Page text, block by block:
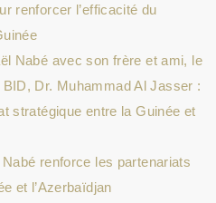
renforcer l’efficacité du
Nabé avec son frère et ami, le
Dr. Muhammad Al Jasser :
stratégique entre la Guinée et
renforce les partenariats
et l’Azerbaïdjan